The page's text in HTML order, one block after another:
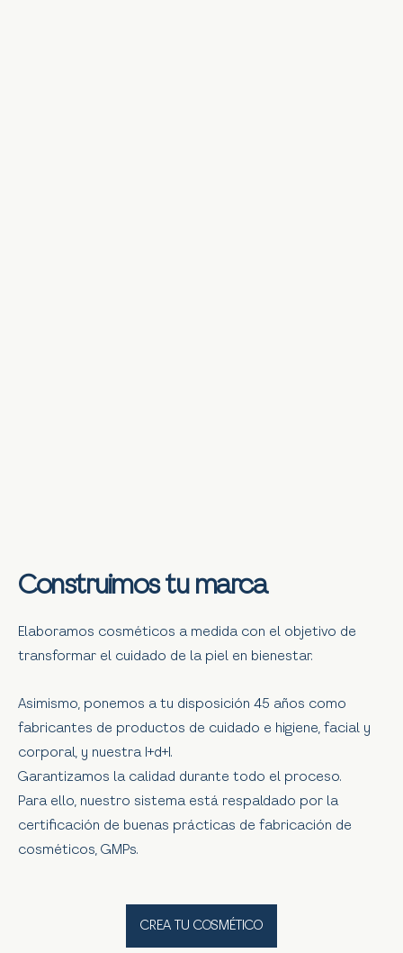
Construimos tu marca
Elaboramos cosméticos a medida con el objetivo de
transformar el cuidado de la piel en bienestar.
Asimismo, ponemos a tu disposición 45 años como
fabricantes de productos de cuidado e higiene, facial y
corporal, y nuestra I+d+I.
Garantizamos la calidad durante todo el proceso.
Para ello, nuestro sistema está respaldado por la
certificación de buenas prácticas de fabricación de
cosméticos, GMPs.
CREA TU COSMÉTICO